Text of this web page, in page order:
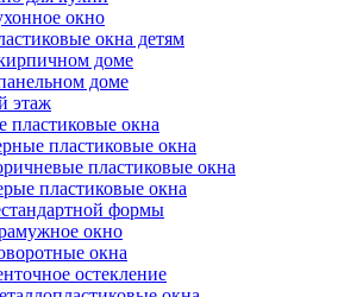
окно
окна детям
доме
доме
этаж
пластиковые окна
пластиковые окна
пластиковые окна
пластиковые окна
формы
окно
окна
остекление